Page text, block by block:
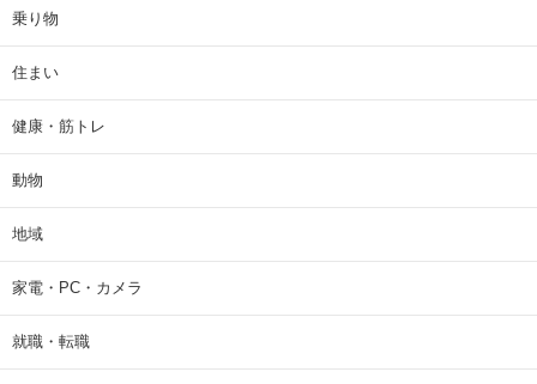
乗り物
住まい
健康・筋トレ
動物
地域
家電・PC・カメラ
就職・転職